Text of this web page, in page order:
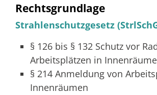
Rechtsgrundlage
Strahlenschutzgesetz
§ 126 bis § 132 Schutz vor
Arbeitsplätzen in
§ 214 Anmeldung von
Innenräumen